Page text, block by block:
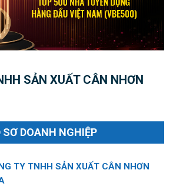
SẢN XUẤT CÂN NHƠN
SƠ DOANH NGHIỆP
TY TNHH SẢN XUẤT CÂN NHƠN